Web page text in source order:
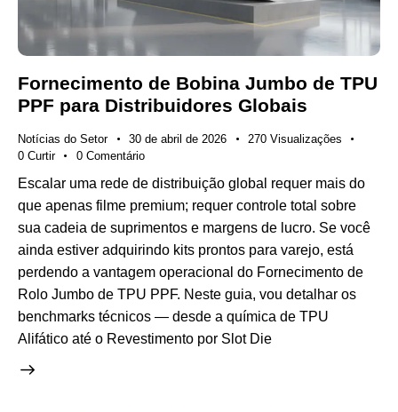
Fornecimento de Bobina Jumbo de TPU
PPF para Distribuidores Globais
Notícias do Setor 30 de abril de 2026 270 Visualizações
0 Curtir 0 Comentário
Escalar uma rede de distribuição global requer mais do
que apenas filme premium; requer controle total sobre
sua cadeia de suprimentos e margens de lucro. Se você
ainda estiver adquirindo kits prontos para varejo, está
perdendo a vantagem operacional do Fornecimento de
Rolo Jumbo de TPU PPF. Neste guia, vou detalhar os
benchmarks técnicos — desde a química de TPU
Alifático até o Revestimento por Slot Die